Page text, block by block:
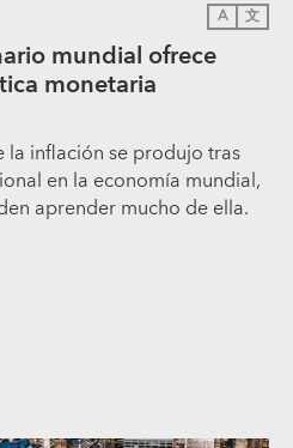
A 文
mundial ofrece
monetaria
la inflación se produjo tras
en la economía mundial,
aprender mucho de ella.